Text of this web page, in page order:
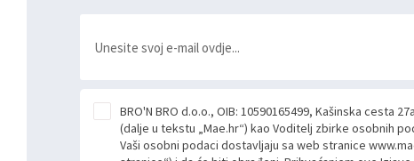
BRO'N BRO d.o.o., OIB: 10590165499, Kašinska cesta
(dalje u tekstu „Mae.hr“) kao Voditelj zbirke osobnih
Vaši osobni podaci dostavljaju sa web stranice